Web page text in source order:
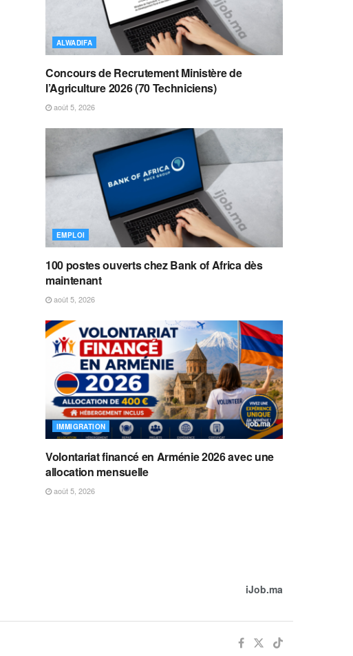
ALWADIFA
Concours de Recrutement Ministère de
l’Agriculture 2026 (70 Techniciens)
août 5, 2026
EMPLOI
100 postes ouverts chez Bank of Africa dès
maintenant
août 5, 2026
IMMIGRATION
Volontariat financé en Arménie 2026 avec une
allocation mensuelle
août 5, 2026
iJob.ma